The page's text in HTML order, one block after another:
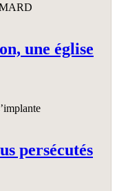
une église
persécutés